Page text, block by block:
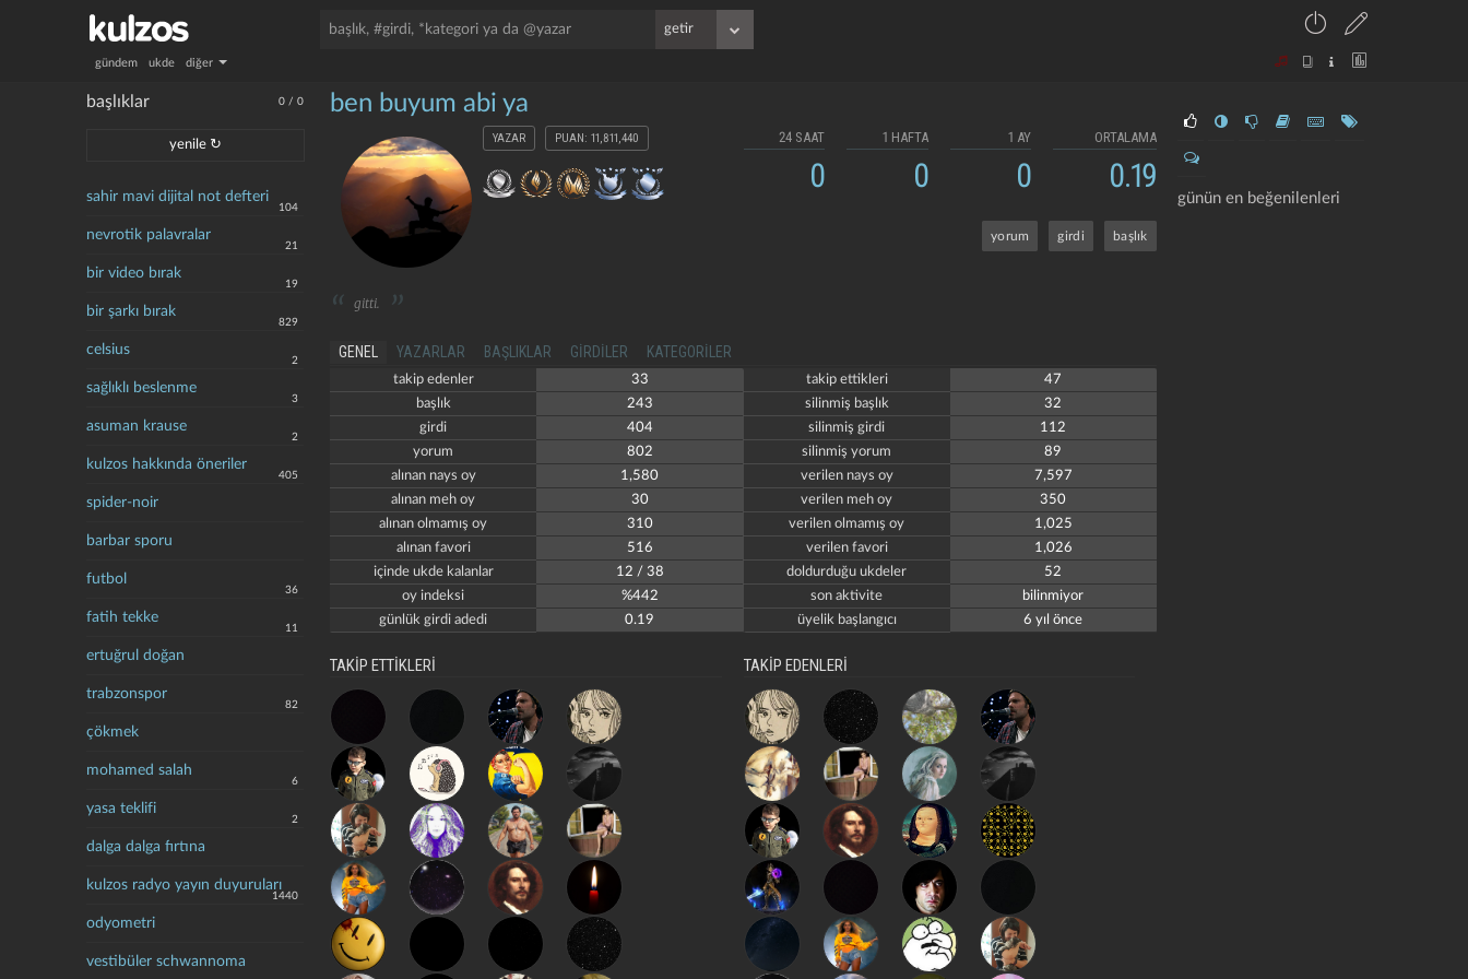
gündem ukde diğer
0 /0
başlıklar
yenile ↻
sahir mavi dijital not defteri
104
nevrotik palavralar
21
bir video bırak
19
bir şarkı bırak
829
celsius
2
sağlıklı beslenme
3
asuman krause
2
kulzos hakkında öneriler
405
spider-noir
barbar sporu
futbol
36
fatih tekke
11
ertuğrul doğan
trabzonspor
82
çökmek
mohamed salah
6
yasa teklifi
2
dalga dalga fırtına
kulzos radyo yayın duyuruları
1440
odyometri
vestibüler schwannoma
günün en beğenilenleri
ben buyum abi ya
YAZAR PUAN: 11,811,440 24 SAAT
0
1 HAFTA
0
1 AY
0
ORTALAMA
0.19
yorum girdi başlık
gitti.
GENEL YAZARLAR BAŞLIKLAR GIRDILER KATEGORILER
takip edenler
33
başlık
243
girdi
404
yorum
802
alınan nays oy
1,580
alınan meh oy
30
alınan olmamış oy
310
alınan favori
516
içinde ukde kalanlar
12 / 38
oy indeksi
%442
günlük girdi adedi
0.19
takip ettikleri
47
silinmiş başlık
32
silinmiş girdi
112
silinmiş yorum
89
verilen nays oy
7,597
verilen meh oy
350
verilen olmamış oy
1,025
verilen favori
1,026
doldurduğu ukdeler
52
son aktivite
bilinmiyor
üyelik başlangıcı
6 yıl önce
TAKİP ETTİKLERİ TAKİP EDENLERİ